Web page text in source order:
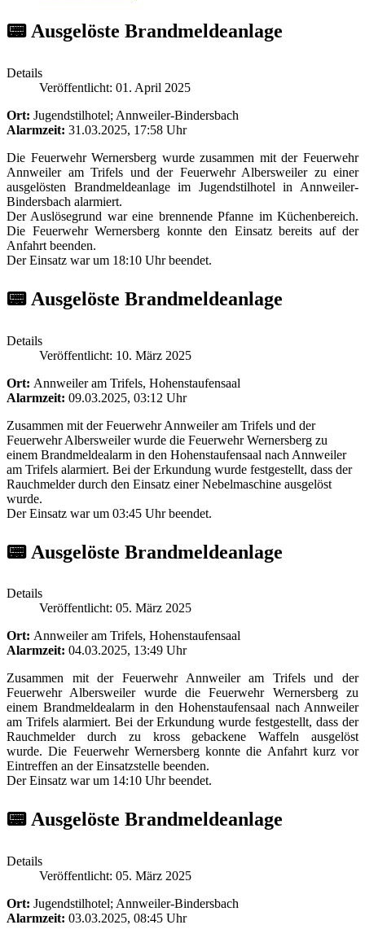
📟 Ausgelöste Brandmeldeanlage
Details
Veröffentlicht: 01. April 2025
Ort: Jugendstilhotel; Annweiler-Bindersbach
Alarmzeit: 31.03.2025, 17:58 Uhr
Die Feuerwehr Wernersberg wurde zusammen mit der Feuerwehr
Annweiler am Trifels und der Feuerwehr Albersweiler zu einer
ausgelösten Brandmeldeanlage im Jugendstilhotel in Annweiler-
Bindersbach alarmiert.
Der Auslösegrund war eine brennende Pfanne im Küchenbereich.
Die Feuerwehr Wernersberg konnte den Einsatz bereits auf der
Anfahrt beenden.
Der Einsatz war um 18:10 Uhr beendet.
📟 Ausgelöste Brandmeldeanlage
Details
Veröffentlicht: 10. März 2025
Ort: Annweiler am Trifels, Hohenstaufensaal
Alarmzeit: 09.03.2025, 03:12 Uhr
Zusammen mit der Feuerwehr Annweiler am Trifels und der
Feuerwehr Albersweiler wurde die Feuerwehr Wernersberg zu
einem Brandmeldealarm in den Hohenstaufensaal nach Annweiler
am Trifels alarmiert. Bei der Erkundung wurde festgestellt, dass der
Rauchmelder durch den Einsatz einer Nebelmaschine ausgelöst
wurde.
Der Einsatz war um 03:45 Uhr beendet.
📟 Ausgelöste Brandmeldeanlage
Details
Veröffentlicht: 05. März 2025
Ort: Annweiler am Trifels, Hohenstaufensaal
Alarmzeit: 04.03.2025, 13:49 Uhr
Zusammen mit der Feuerwehr Annweiler am Trifels und der
Feuerwehr Albersweiler wurde die Feuerwehr Wernersberg zu
einem Brandmeldealarm in den Hohenstaufensaal nach Annweiler
am Trifels alarmiert. Bei der Erkundung wurde festgestellt, dass der
Rauchmelder durch zu kross gebackene Waffeln ausgelöst
wurde. Die Feuerwehr Wernersberg konnte die Anfahrt kurz vor
Eintreffen an der Einsatzstelle beenden.
Der Einsatz war um 14:10 Uhr beendet.
📟 Ausgelöste Brandmeldeanlage
Details
Veröffentlicht: 05. März 2025
Ort: Jugendstilhotel; Annweiler-Bindersbach
Alarmzeit: 03.03.2025, 08:45 Uhr